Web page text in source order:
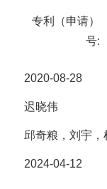
专利（申请）
号:
2020-08-28
迟晓伟
邱奇粮，刘宇
2024-04-12